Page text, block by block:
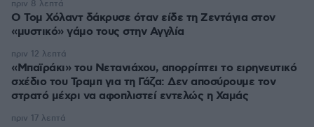
Ο Τομ Χόλαντ δάκρυσε όταν είδε τη Ζεντάγια στον
«μυστικό» γάμο τους στην Αγγλία
πριν 8 λεπτά
«Μπαϊράκι» του Νετανιάχου, απορρίπτει το ειρηνευτικό
σχέδιο του Τραμπ για τη Γάζα: Δεν αποσύρουμε τον
στρατό μέχρι να αφοπλιστεί εντελώς η Χαμάς
πριν 12 λεπτά
πριν 17 λεπτά